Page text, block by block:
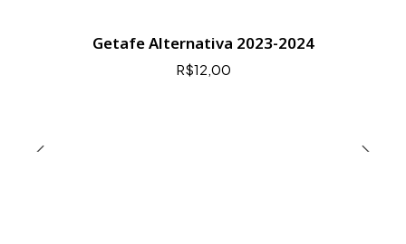
Getafe Alternativa 2023-2024
R$12,00